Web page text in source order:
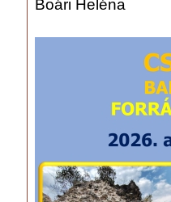
Boári Heléna